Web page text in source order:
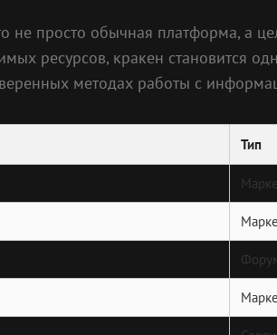
не просто обычная платформа, а
ресурсов, кракен становится
методах работы с
Тип